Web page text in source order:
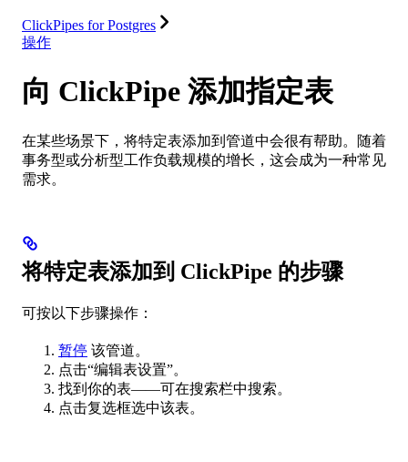
ClickPipes for Postgres
操作
向 ClickPipe 添加指定表
在某些场景下，将特定表添加到管道中会很有帮助。随着
事务型或分析型工作负载规模的增长，这会成为一种常见
需求。
将特定表添加到 ClickPipe 的步骤
可按以下步骤操作：
暂停 该管道。
点击“编辑表设置”。
找到你的表——可在搜索栏中搜索。
点击复选框选中该表。